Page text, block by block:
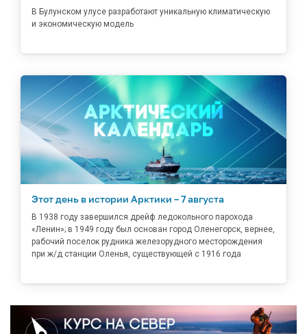
В Булунском улусе разработают уникальную климатическую
и экономическую модель
Этот день в истории Арктики – 7 августа
В 1938 году завершился дрейф ледокольного парохода
«Ленин»; в 1949 году был основан город Оленегорск, вернее,
рабочий поселок рудника железорудного месторождения
при ж/д станции Оленья, существующей с 1916 года